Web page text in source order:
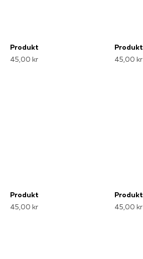
Produkt
45,00 kr
Produkt
45,00 kr
Produkt
45,00 kr
Produkt
45,00 kr